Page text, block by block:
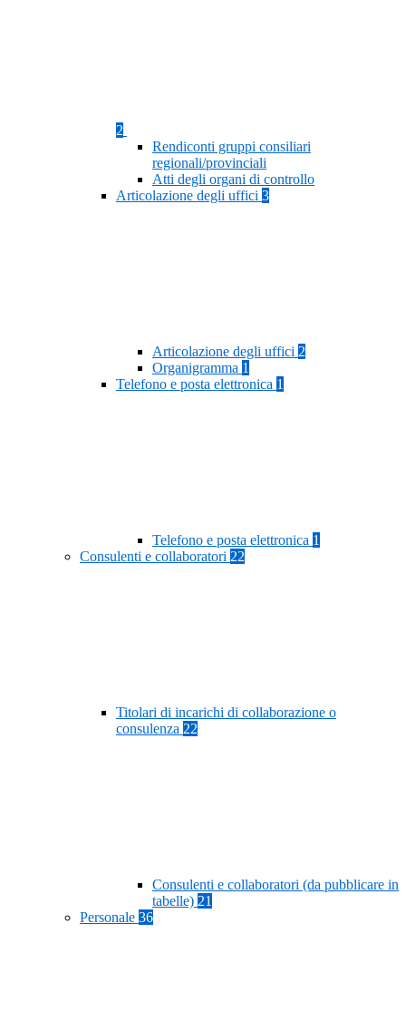
2
Rendiconti gruppi consiliari
regionali/provinciali
Atti degli organi di controllo
Articolazione degli uffici 3
Articolazione degli uffici 2
Organigramma 1
Telefono e posta elettronica 1
Telefono e posta elettronica 1
Consulenti e collaboratori 22
Titolari di incarichi di collaborazione o
consulenza 22
Consulenti e collaboratori (da pubblicare in
tabelle) 21
Personale 36